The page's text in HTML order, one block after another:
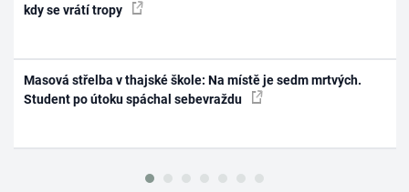
kdy se vrátí tropy
Masová střelba v thajské škole: Na místě je sedm mrtvých.
Student po útoku spáchal sebevraždu